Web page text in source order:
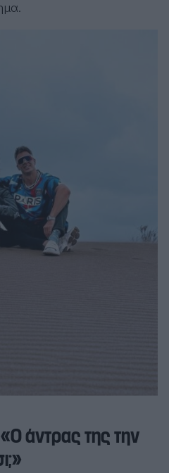
άντρας της την